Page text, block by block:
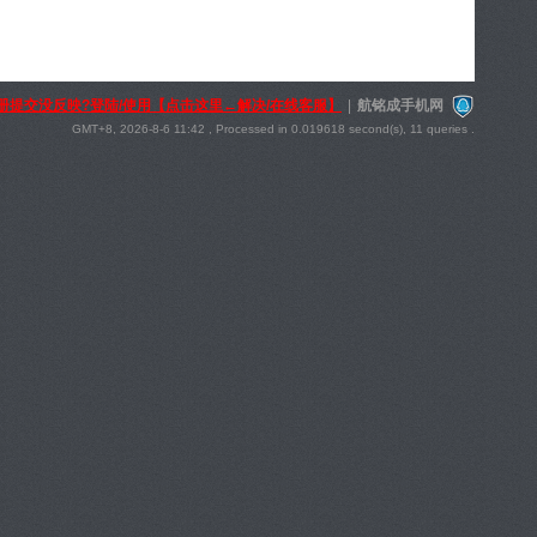
提交没反映?登陆/使用【点击这里←解决/在线客服】 航铭成手机网
GMT+8, 2026-8-6 11:42 , Processed in 0.019618 second(s), 11 queries .